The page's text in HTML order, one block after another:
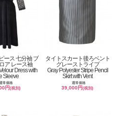
ース 七分袖 ブ
ア レース袖
Dress with
Sleeve
常価格
円(税別)
タイトスカート後ろベント
グレーストライプ
Gray Polyester Stripe Pencil
Skirt with Vent
通常価格
39,000円(税別)